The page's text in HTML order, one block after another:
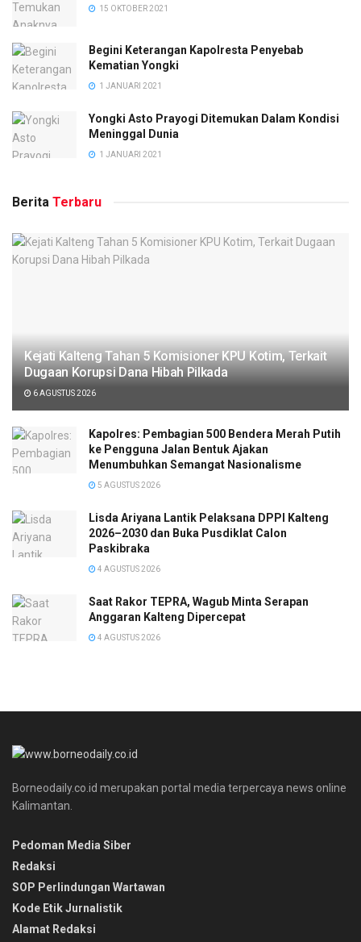
15 OKTOBER 2021
Begini Keterangan Kapolresta Penyebab
Kematian Yongki
1 JANUARI 2021
Yongki Asto Prayogi Ditemukan Dalam Kondisi
Meninggal Dunia
1 JANUARI 2021
Berita Terbaru
Kejati Kalteng Tahan 5 Komisioner KPU Kotim, Terkait
Dugaan Korupsi Dana Hibah Pilkada
6 AGUSTUS 2026
Kapolres: Pembagian 500 Bendera Merah Putih
ke Pengguna Jalan Bentuk Ajakan
Menumbuhkan Semangat Nasionalisme
5 AGUSTUS 2026
Lisda Ariyana Lantik Pelaksana DPPI Kalteng
2026–2030 dan Buka Pusdiklat Calon
Paskibraka
4 AGUSTUS 2026
Saat Rakor TEPRA, Wagub Minta Serapan
Anggaran Kalteng Dipercepat
4 AGUSTUS 2026
Borneodaily.co.id merupakan portal media terpercaya news online
Kalimantan.
Pedoman Media Siber
Redaksi
SOP Perlindungan Wartawan
Kode Etik Jurnalistik
Alamat Redaksi